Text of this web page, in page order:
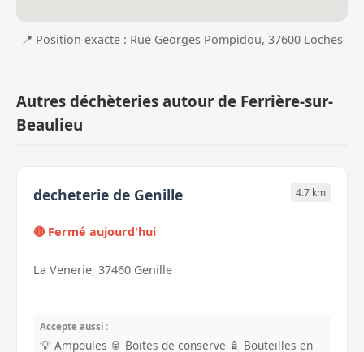
📍 Position exacte : Rue Georges Pompidou, 37600 Loches
Autres déchèteries autour de Ferrière-sur-
Beaulieu
decheterie de Genille 4.7 km
🔴 Fermé aujourd'hui
La Venerie, 37460 Genille
Accepte aussi :
💡 Ampoules 🥫 Boites de conserve 🧴 Bouteilles en